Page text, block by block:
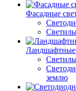
Фасадные
Ландшафтные
землю